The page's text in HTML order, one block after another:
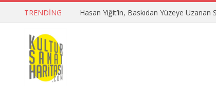
TRENDING Hasan Yiğit’in, Baskıdan Yüzeye